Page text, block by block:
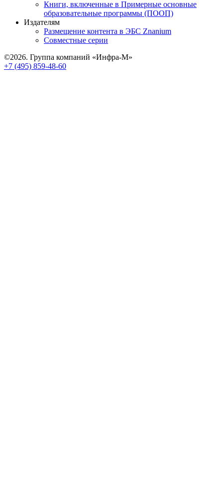
Книги, включенные в Примерные основные
образовательные программы (ПООП)
Издателям
Размещение контента в ЭБС Znanium
Совместные серии
©2026. Группа компаний «Инфра-М»
+7 (495) 859-48-60